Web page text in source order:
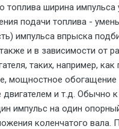
топлива ширина импульса
подачи топлива -
импульса впрыска
и в зависимости от
таких, например, как
мощностное обогащение
и т.д. Обычно
импульс на один
коленчатого вала.